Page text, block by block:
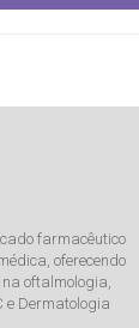
farmacêutico
oferecendo
oftalmologia,
e Dermatologia